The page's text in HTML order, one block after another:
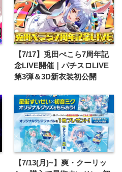
【7/17】兎田ぺこら7周年記
念LIVE開催｜パチスロLIVE
第3弾＆3D新衣装初公開
【7/13(月)~】爽・クーリッ